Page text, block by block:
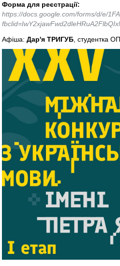
Форма для реєстрації:
https://docs.google.com/forms/d/e/
Афіша:Дар'я ТРИГУБ, студентка